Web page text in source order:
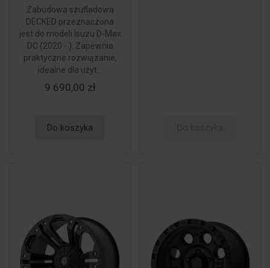
Zabudowa szufladowa
DECKED przeznaczona
jest do modeli Isuzu D-Max
DC (2020 - ). Zapewnia
praktyczne rozwiązanie,
idealne dla użyt...
9 690,00 zł
Do koszyka